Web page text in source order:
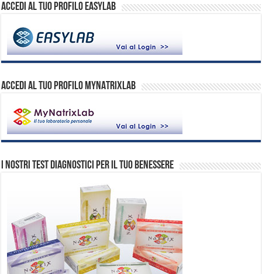
Accedi al tuo profilo EasyLab
ACCEDI AL TUO PROFILO MYNATRIXLAB
I nostri test diagnostici per il tuo benessere